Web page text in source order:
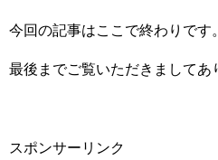
今回の記事はここで終わりです。
最後までご覧いただきましてあ
スポンサーリンク